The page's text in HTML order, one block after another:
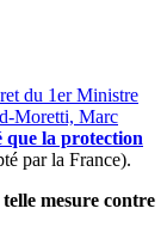
du 1er Ministre
Moretti, Marc
que la protection
par la France).
mesure contre